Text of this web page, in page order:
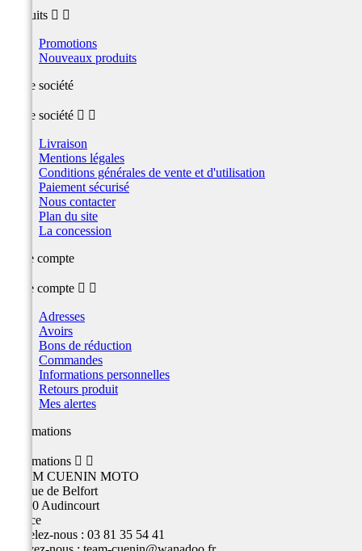
produits  
Promotions
Nouveaux produits
Notre société
Notre société  
Livraison
Mentions légales
Conditions générales de vente et d'utilisation
Paiement sécurisé
Nous contacter
Plan du site
La concession
Votre compte
Votre compte  
Adresses
Avoirs
Bons de réduction
Commandes
Informations personnelles
Retours produit
Mes alertes
Informations
Informations  
TEAM CUENIN MOTO
26 Rue de Belfort
25400 Audincourt
France
Appelez-nous : 03 81 35 54 41